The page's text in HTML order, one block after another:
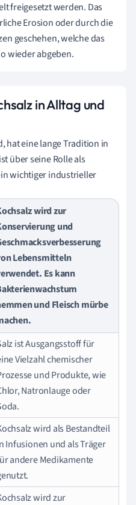
freigesetzt werden. Das
Erosion oder durch die
geschehen, welche das
wieder abgeben.
in Alltag und
hat eine lange Tradition in
über seine Rolle als
wichtiger industrieller
wird zur
und
Lebensmitteln
Es kann
und Fleisch mürbe
ist Ausgangsstoff für
Vielzahl chemischer
und Produkte, wie
Natronlauge oder
wird als Bestandteil
Infusionen und als Träger
andere Medikamente
wird zur